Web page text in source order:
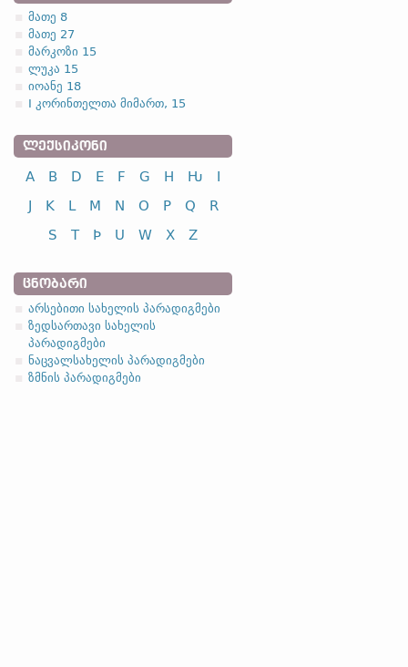
მათე 8
მათე 27
მარკოზი 15
ლუკა 15
იოანე 18
I კორინთელთა მიმართ, 15
ᲚᲔᲥᲡᲘᲙᲝᲜᲘ
A B D E F G H Ƕ
I
J
K L M N O P Q
R
S
T Þ U W X Z
ᲪᲜᲝᲑᲐᲠᲘ
არსებითი სახელის პარადიგმები
ზედსართავი სახელის
პარადიგმები
ნაცვალსახელის პარადიგმები
ზმნის პარადიგმები